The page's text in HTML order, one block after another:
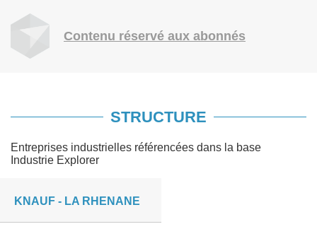
Contenu réservé aux abonnés
STRUCTURE
Entreprises industrielles référencées dans la base
Industrie Explorer
KNAUF - LA RHENANE